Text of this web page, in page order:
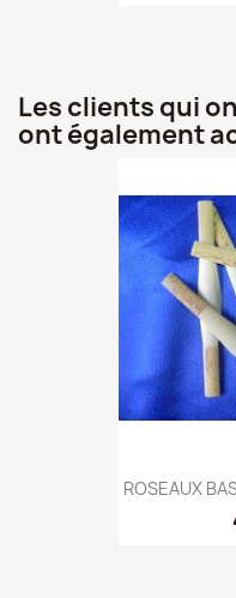
Les clients qui
ont également
ROSEAUX